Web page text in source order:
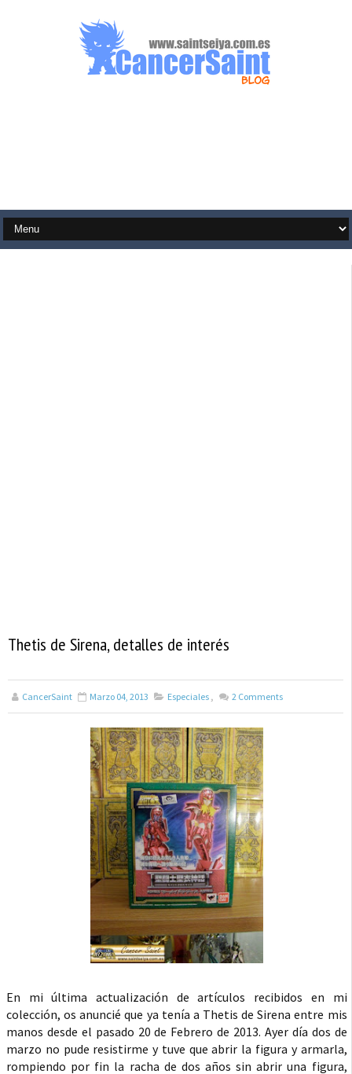
Thetis de Sirena, detalles de interés
CancerSaint Marzo 04, 2013 Especiales , 2 Comments
En mi última actualización de artículos recibidos en mi
colección, os anuncié que ya tenía a Thetis de Sirena entre mis
manos desde el pasado 20 de Febrero de 2013. Ayer día dos de
marzo no pude resistirme y tuve que abrir la figura y armarla,
rompiendo por fin la racha de dos años sin abrir una figura,